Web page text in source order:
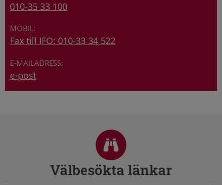
010-35 33 100
Fax till IFO: 010-33 34 522
e-post
Välbesökta länkar